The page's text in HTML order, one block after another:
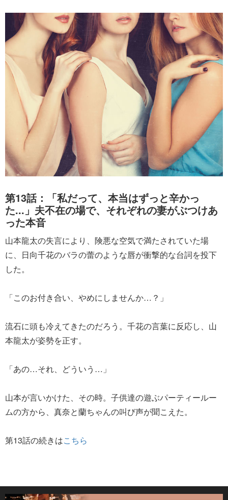
第13話：「私だって、本当はずっと辛かっ
た...」夫不在の場で、それぞれの妻がぶつけあ
った本音
山本龍太の失言により、険悪な空気で満たされていた場
に、日向千花のバラの蕾のような唇が衝撃的な台詞を投下
した。
「このお付き合い、やめにしませんか…？」
流石に頭も冷えてきたのだろう。千花の言葉に反応し、山
本龍太が姿勢を正す。
「あの…それ、どういう…」
山本が言いかけた、その時。子供達の遊ぶパーティールー
ムの方から、真奈と蘭ちゃんの叫び声が聞こえた。
第13話の続きはこちら